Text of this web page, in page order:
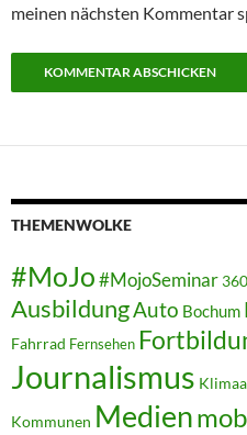
meinen nächsten Kommentar
THEMENWOLKE
#MoJo#MojoSeminar
AusbildungAuto Bochum
Fahrrad Fernsehen
Journalismus
Kommunen Medien